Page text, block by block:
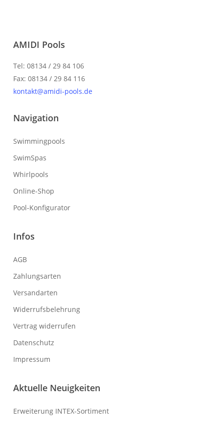
AMIDI Pools
Tel: 08134 / 29 84 106
Fax: 08134 / 29 84 116
kontakt@amidi-pools.de
Navigation
Swimmingpools
SwimSpas
Whirlpools
Online-Shop
Pool-Konfigurator
Infos
AGB
Zahlungsarten
Versandarten
Widerrufsbelehrung
Vertrag widerrufen
Datenschutz
Impressum
Aktuelle Neuigkeiten
Erweiterung INTEX-Sortiment